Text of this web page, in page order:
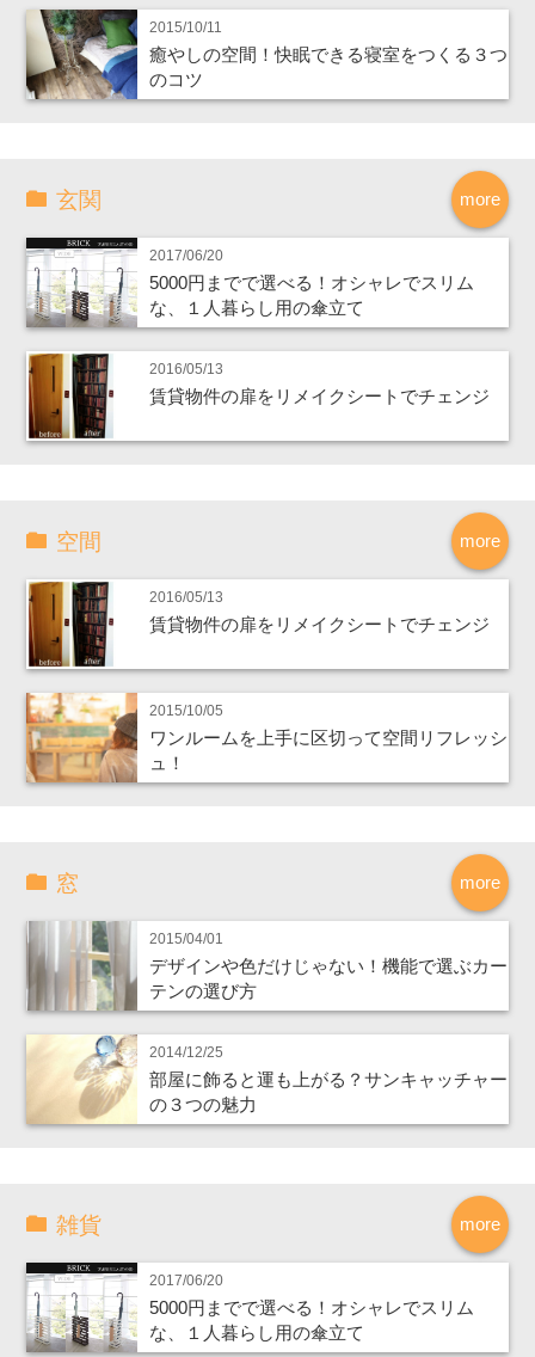
2015/10/11
癒やしの空間！快眠できる寝室をつくる３つ
のコツ
more
玄関
2017/06/20
5000円までで選べる！オシャレでスリム
な、１人暮らし用の傘立て
2016/05/13
賃貸物件の扉をリメイクシートでチェンジ
more
空間
2016/05/13
賃貸物件の扉をリメイクシートでチェンジ
2015/10/05
ワンルームを上手に区切って空間リフレッシ
ュ！
more
窓
2015/04/01
デザインや色だけじゃない！機能で選ぶカー
テンの選び方
2014/12/25
部屋に飾ると運も上がる？サンキャッチャー
の３つの魅力
more
雑貨
2017/06/20
5000円までで選べる！オシャレでスリム
な、１人暮らし用の傘立て